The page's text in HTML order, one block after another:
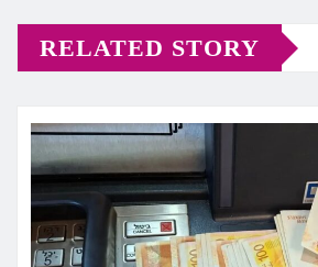
RELATED STORY